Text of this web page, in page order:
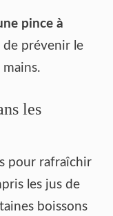
pince à
de prévenir le
les
pour rafraîchir
les jus de
boissons